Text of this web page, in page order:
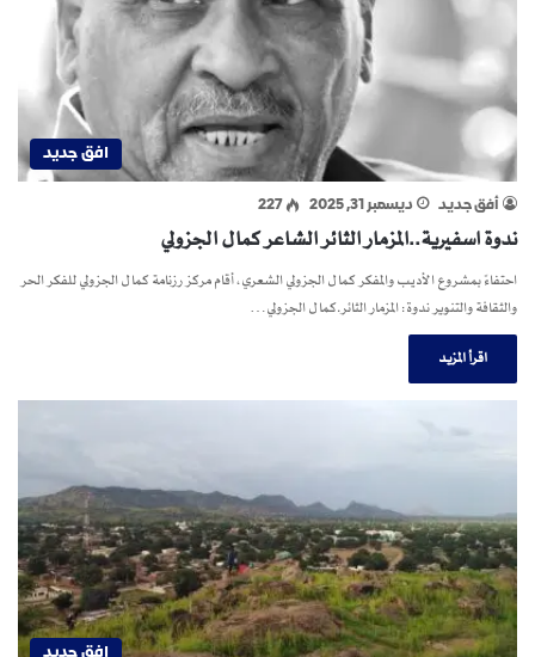
افق جديد
أفق جديد ديسمبر 31, 2025 227
ندوة اسفيرية..المزمار الثائر الشاعر كمال الجزولي
احتفاءً بمشروع الأديب والمفكر كمال الجزولي الشعري، أقام مركز رزنامة كمال الجزولي للفكر الحر
والثقافة والتنوير ندوة: المزمار الثائر.كمال الجزولي…
اقرأ المزيد
افق جديد